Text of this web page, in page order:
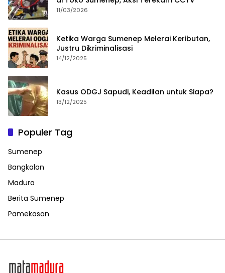
11/03/2026
Ketika Warga Sumenep Melerai Keributan,
Justru Dikriminalisasi
14/12/2025
Kasus ODGJ Sapudi, Keadilan untuk Siapa?
13/12/2025
Populer Tag
Sumenep
Bangkalan
Madura
Berita Sumenep
Pamekasan